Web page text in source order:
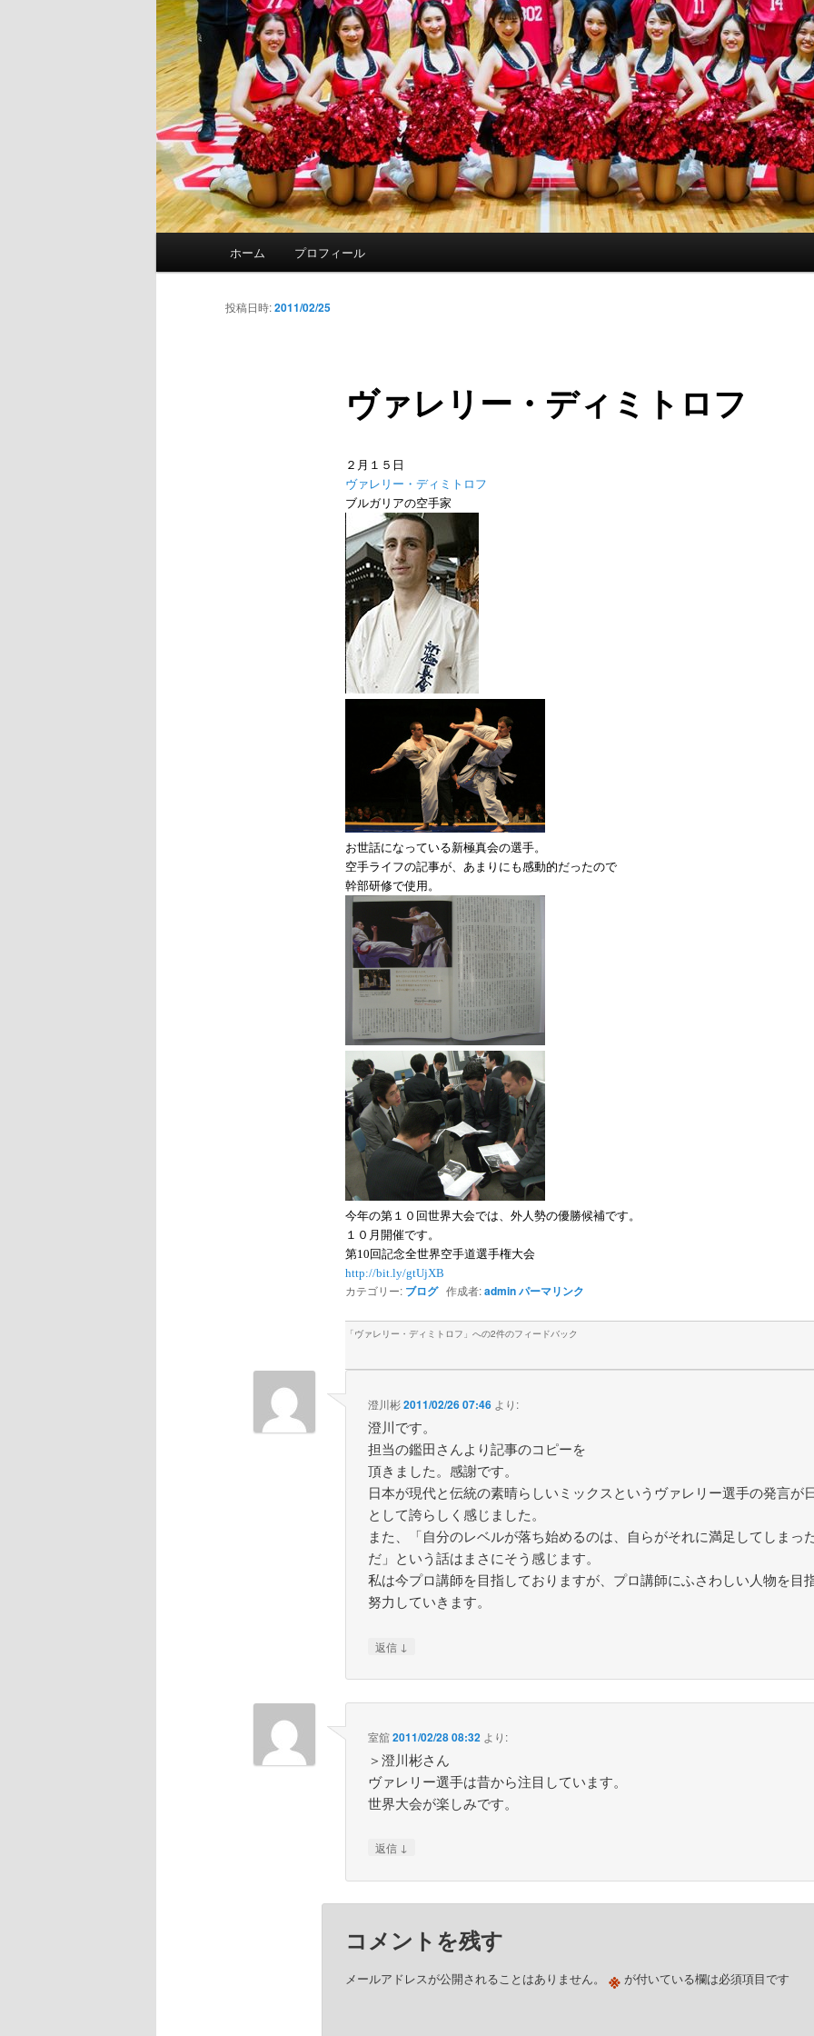
ホーム プロフィール
ヴァレリー・ディミトロフ
投稿日時:2011/02/25
２月１５日
ヴァレリー・ディミトロフ
ブルガリアの空手家
お世話になっている新極真会の選手。
空手ライフの記事が、あまりにも感動的だったので
幹部研修で使用。
今年の第１０回世界大会では、外人勢の優勝候補です。
１０月開催です。
第10回記念全世界空手道選手権大会
http://bit.ly/gtUjXB
カテゴリー: ブログ作成者:adminパーマリンク
「ヴァレリー・ディミトロフ 」への2件のフィードバック
澄川彬2011/02/26 07:46 より:
澄川です。
担当の鑑田さんより記事のコピーを
頂きました。感謝です。
日本が現代と伝統の素晴らしいミックスというヴァレリー選手の発言が
として誇らしく感じました。
また、「自分のレベルが落ち始めるのは、自らがそれに満足してしまっ
だ」という話はまさにそう感じます。
私は今プロ講師を目指しておりますが、プロ講師にふさわしい人物を目
努力していきます。
返信 ↓
室舘2011/02/28 08:32 より:
＞澄川彬さん
ヴァレリー選手は昔から注目しています。
世界大会が楽しみです。
返信 ↓
コメントを残す
メールアドレスが公開されることはありません。 ※が付いている欄は必須項目です